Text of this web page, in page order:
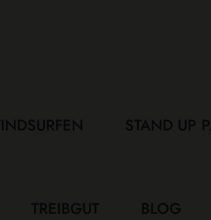
STAND UP
TREIBGUT BLOG